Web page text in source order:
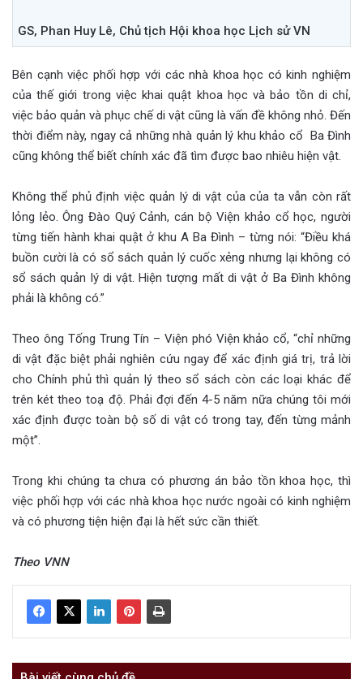
GS, Phan Huy Lê, Chủ tịch Hội khoa học Lịch sử VN
Bên cạnh việc phối hợp với các nhà khoa học có kinh nghiệm
của thế giới trong việc khai quật khoa học và bảo tồn di chỉ,
việc bảo quản và phục chế di vật cũng là vấn đề không nhỏ. Đến
thời điểm này, ngay cả những nhà quản lý khu khảo cổ Ba Đình
cũng không thể biết chính xác đã tìm được bao nhiêu hiện vật.
Không thể phủ định việc quản lý di vật của của ta vẫn còn rất
lỏng lẻo. Ông Đào Quý Cảnh, cán bộ Viện khảo cổ học, người
từng tiến hành khai quật ở khu A Ba Đình – từng nói: “Điều khá
buồn cười là có sổ sách quản lý cuốc xẻng nhưng lại không có
sổ sách quản lý di vật. Hiện tượng mất di vật ở Ba Đình không
phải là không có.”
Theo ông Tống Trung Tín – Viện phó Viện khảo cổ, “chỉ những
di vật đặc biệt phải nghiên cứu ngay để xác định giá trị, trả lời
cho Chính phủ thì quản lý theo sổ sách còn các loại khác để
trên két theo toạ độ. Phải đợi đến 4-5 năm nữa chúng tôi mới
xác định được toàn bộ số di vật có trong tay, đến từng mảnh
một”.
Trong khi chúng ta chưa có phương án bảo tồn khoa học, thì
việc phối hợp với các nhà khoa học nước ngoài có kinh nghiệm
và có phương tiện hiện đại là hết sức cần thiết.
Theo VNN